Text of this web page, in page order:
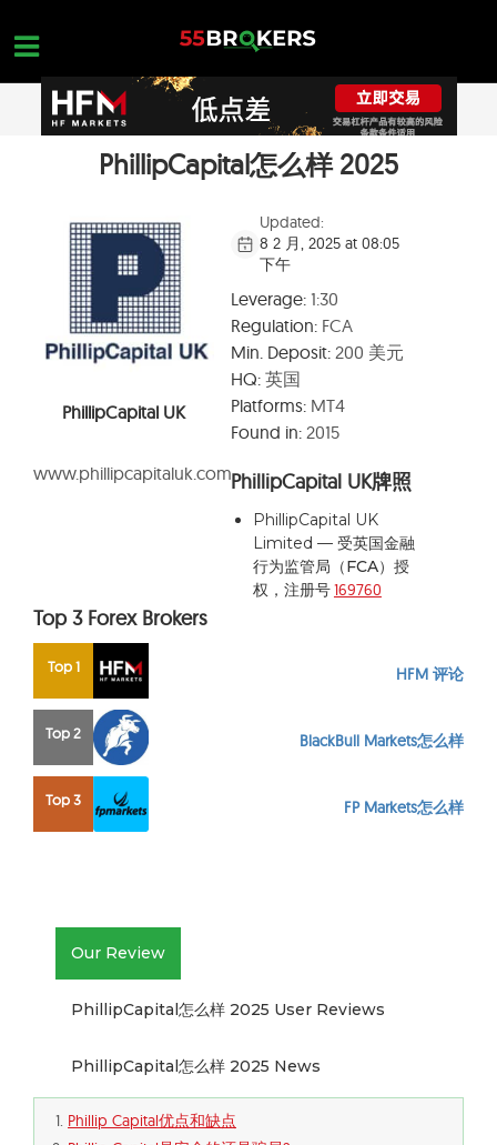
content
外汇黑平台
学习外汇交易
开设一个免费账户
PhillipCapital怎么样 2025
PhillipCapital UK
www.phillipcapitaluk.com
Updated:
8 2 月, 2025 at 08:05
下午
Leverage:1:30
Regulation:FCA
Min. Deposit:200 美元
HQ:英国
Platforms:MT4
Found in:2015
PhillipCapital UK牌照
PhillipCapital UK
Limited — 受英国金融
行为监管局（FCA） 授
权，注册号169760
Top 3 Forex Brokers
Top 1 HFM 评论
Top 2 BlackBull Markets怎么样
Top 3 FP Markets怎么样
Our Review
PhillipCapital怎么样 2025 User Reviews
PhillipCapital怎么样 2025 News
Phillip Capital优点和缺点